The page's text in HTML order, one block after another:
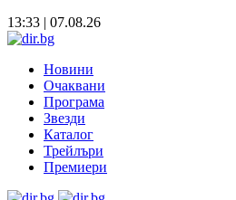
13:33 | 07.08.26
Новини
Очаквани
Програма
Звезди
Каталог
Трейлъри
Премиери